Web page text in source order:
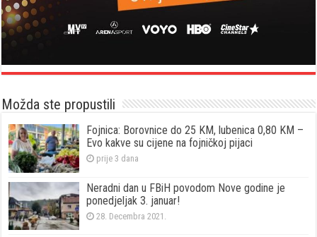
Možda ste propustili
Fojnica: Borovnice do 25 KM, lubenica 0,80 KM –
Evo kakve su cijene na fojničkoj pijaci
prije 3 dana
Neradni dan u FBiH povodom Nove godine je
ponedjeljak 3. januar!
28. Decembra 2021.